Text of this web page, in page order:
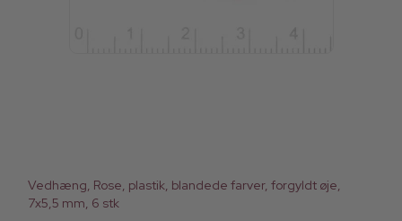
Vedhæng, Rose, plastik, blandede farver, forgyldt øje,
7x5,5 mm, 6 stk